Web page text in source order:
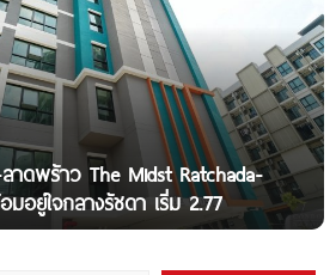
าดพร้าว The Midst Ratchada-
มอยู่ใจกลางรัชดา เริ่ม 2.77